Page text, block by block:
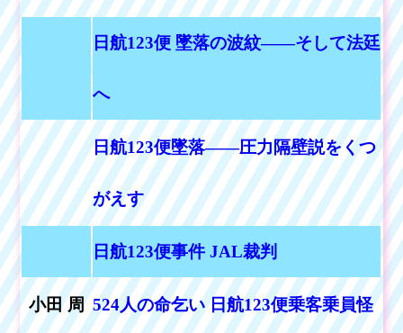
日航123便 墜落の波紋――そして法廷
へ
日航123便墜落――圧力隔壁説をくつ
がえす
日航123便事件 JAL裁判
小田 周 524人の命乞い 日航123便乗客乗員怪